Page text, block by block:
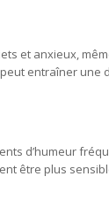
et anxieux,
entraîner
d’humeur
être plus